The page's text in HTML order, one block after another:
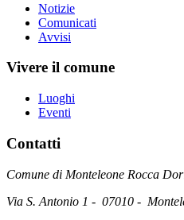
Notizie
Comunicati
Avvisi
Vivere il comune
Luoghi
Eventi
Contatti
Comune di Monteleone Rocca
Via S. Antonio 1 - 07010 -